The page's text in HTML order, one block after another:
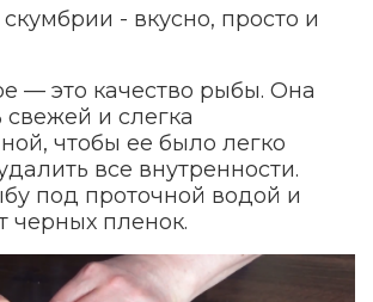
— это качество рыбы. Она
и слегка
чтобы ее было легко
все внутренности.
под проточной водой и
черных пленок.